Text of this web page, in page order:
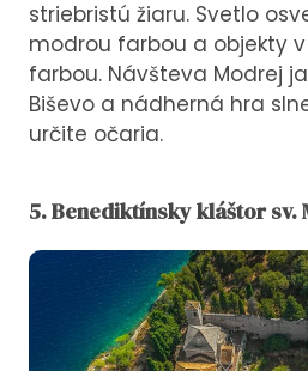
striebristú žiaru. Svetlo
modrou farbou a objekty
farbou. Návšteva Modrej
Biševo a nádherná hra
určite očaria.
5. Benediktínsky kláštor sv.